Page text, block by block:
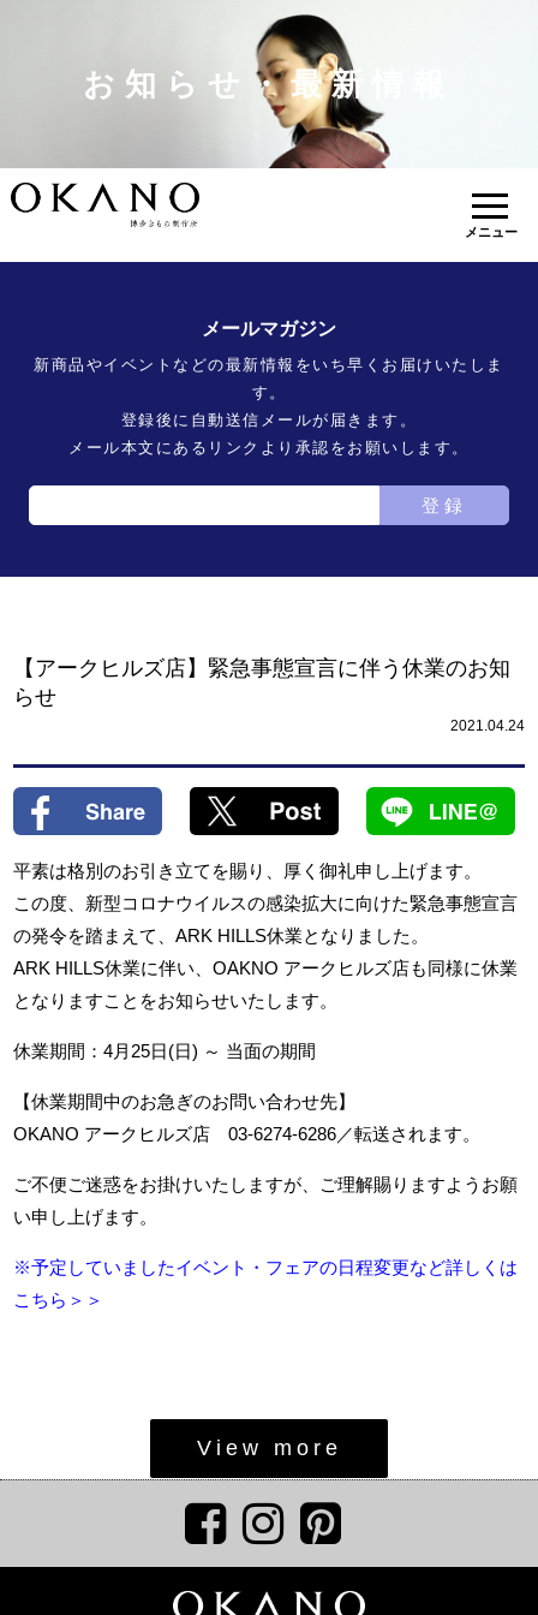
お知らせ・最新情報
メニュー
メールマガジン
新商品やイベントなどの最新情報をいち早くお届けいたしま
す。
登録後に自動送信メールが届きます。
メール本文にあるリンクより承認をお願いします。
登録
【アークヒルズ店】緊急事態宣言に伴う休業のお知
らせ
2021.04.24
平素は格別のお引き立てを賜り、厚く御礼申し上げます。
この度、新型コロナウイルスの感染拡大に向けた緊急事態宣言
の発令を踏まえて、ARK HILLS休業となりました。
ARK HILLS休業に伴い、OAKNO アークヒルズ店も同様に休業
となりますことをお知らせいたします。
休業期間：4月 25日(日) ～ 当面の期間
【休業期間中のお急ぎのお問い合わせ先】
OKANO アークヒルズ店03-6274-6286／転送されます。
ご不便ご迷惑をお掛けいたしますが、ご理解賜りますようお願
い申し上げます。
※予定していましたイベント・フェアの日程変更など詳しくは
こちら＞＞
View more